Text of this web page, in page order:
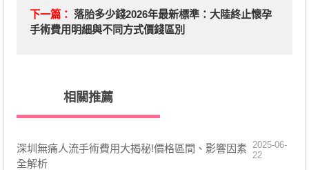
下一篇： 落胎多少錢2026年最新標準：大陸終止懷孕
手術費用明細與不同方式價錢區別
相關推薦
深圳無痛人流手術費用大揭秘!價格區間、影響因素
全解析
2025-06-
22